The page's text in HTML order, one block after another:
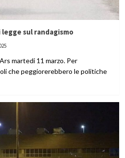
sul randagismo
martedi 11 marzo. Per
che peggiorerebbero le politiche